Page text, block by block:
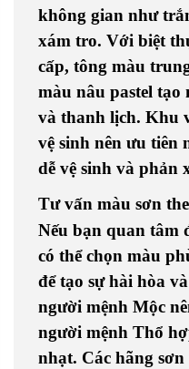
không gian như
xám tro. Với biệt
cấp, tông màu
màu nâu pastel tạo
và thanh lịch. Khu
vệ sinh nên ưu tiên
dễ vệ sinh và phản
Tư vấn màu sơn
Nếu bạn quan tâm
có thể chọn màu
để tạo sự hài hòa
người mệnh Mộc
người mệnh Thổ
nhạt. Các hãng